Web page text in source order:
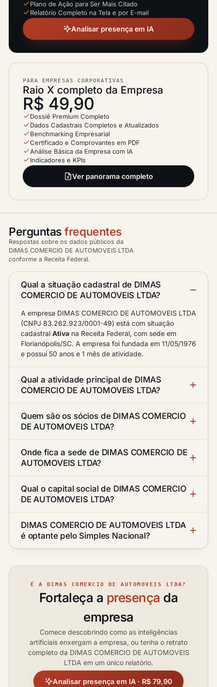
Plano de Ação para Ser Mais Citado
Relatório Completo na Tela e por E-mail
Analisar presença em IA
PARA EMPRESAS CORPORATIVAS
Raio X completo da Empresa
R$ 49,90
Dossiê Premium Completo
Dados Cadastrais Completos e Atualizados
Benchmarking Empresarial
Certificado e Comprovantes em PDF
Análise Básica da Empresa com IA
Indicadores e KPIs
Ver panorama completo
Perguntasfrequentes
Respostas sobre os dados públicos da
DIMAS COMERCIO DE AUTOMOVEIS LTDA
conforme a Receita Federal.
Qual a situação cadastral de DIMAS
COMERCIO DE AUTOMOVEIS LTDA?
A empresa DIMAS COMERCIO DE AUTOMOVEIS LTDA
(CNPJ 83.262.923/0001-49) está com situação
cadastral Ativa na Receita Federal, com sede em
Florianópolis/SC. A empresa foi fundada em 11/05/1976
e possui 50 anos e 1 mês de atividade.
Qual a atividade principal de DIMAS
COMERCIO DE AUTOMOVEIS LTDA?
Quem são os sócios de DIMAS COMERCIO
DE AUTOMOVEIS LTDA?
Onde fica a sede de DIMAS COMERCIO DE
AUTOMOVEIS LTDA?
Qual o capital social de DIMAS COMERCIO
DE AUTOMOVEIS LTDA?
DIMAS COMERCIO DE AUTOMOVEIS LTDA
é optante pelo Simples Nacional?
É A DIMAS COMERCIO DE AUTOMOVEIS LTDA?
Fortaleça a presença da
empresa
Comece descobrindo como as inteligências
artificiais enxergam a empresa, ou tenha o retrato
completo da DIMAS COMERCIO DE AUTOMOVEIS
LTDA em um único relatório.
Analisar presença em IA · R$ 79,90